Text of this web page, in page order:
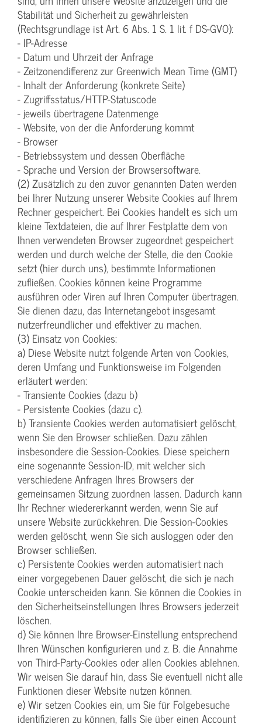
Stabilität und Sicherheit zu gewährleisten
(Rechtsgrundlage ist Art. 6 Abs. 1 S. 1 lit. f DS-GVO):
- IP-Adresse
- Datum und Uhrzeit der Anfrage
- Zeitzonendifferenz zur Greenwich Mean Time (GMT)
- Inhalt der Anforderung (konkrete Seite)
- Zugriffsstatus/HTTP-Statuscode
- jeweils übertragene Datenmenge
- Website, von der die Anforderung kommt
- Browser
- Betriebssystem und dessen Oberfläche
- Sprache und Version der Browsersoftware.
(2) Zusätzlich zu den zuvor genannten Daten werden
bei Ihrer Nutzung unserer Website Cookies auf Ihrem
Rechner gespeichert. Bei Cookies handelt es sich um
kleine Textdateien, die auf Ihrer Festplatte dem von
Ihnen verwendeten Browser zugeordnet gespeichert
werden und durch welche der Stelle, die den Cookie
setzt (hier durch uns), bestimmte Informationen
zufließen. Cookies können keine Programme
ausführen oder Viren auf Ihren Computer übertragen.
Sie dienen dazu, das Internetangebot insgesamt
nutzerfreundlicher und effektiver zu machen.
(3) Einsatz von Cookies:
a) Diese Website nutzt folgende Arten von Cookies,
deren Umfang und Funktionsweise im Folgenden
erläutert werden:
- Transiente Cookies (dazu b)
- Persistente Cookies (dazu c).
b) Transiente Cookies werden automatisiert gelöscht,
wenn Sie den Browser schließen. Dazu zählen
insbesondere die Session-Cookies. Diese speichern
eine sogenannte Session-ID, mit welcher sich
verschiedene Anfragen Ihres Browsers der
gemeinsamen Sitzung zuordnen lassen. Dadurch kann
Ihr Rechner wiedererkannt werden, wenn Sie auf
unsere Website zurückkehren. Die Session-Cookies
werden gelöscht, wenn Sie sich ausloggen oder den
Browser schließen.
c) Persistente Cookies werden automatisiert nach
einer vorgegebenen Dauer gelöscht, die sich je nach
Cookie unterscheiden kann. Sie können die Cookies in
den Sicherheitseinstellungen Ihres Browsers jederzeit
löschen.
d) Sie können Ihre Browser-Einstellung entsprechend
Ihren Wünschen konfigurieren und z. B. die Annahme
von Third-Party-Cookies oder allen Cookies ablehnen.
Wir weisen Sie darauf hin, dass Sie eventuell nicht alle
Funktionen dieser Website nutzen können.
e) Wir setzen Cookies ein, um Sie für Folgebesuche
identifizieren zu können, falls Sie über einen Account